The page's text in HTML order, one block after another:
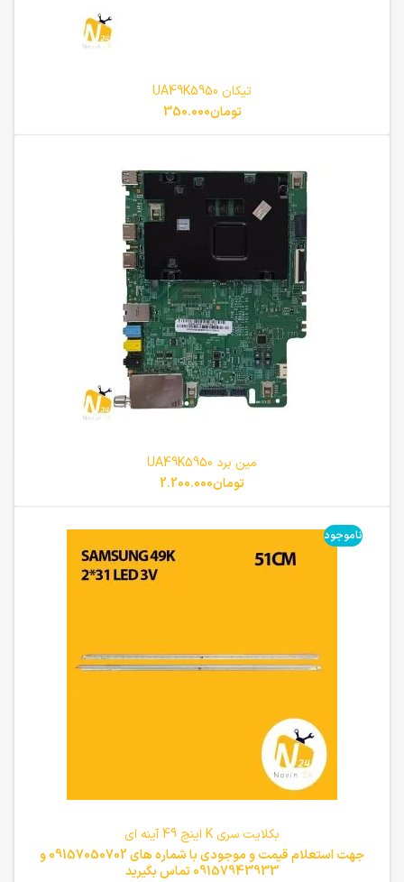
تیکان UA49K5950
تومان350.000
مین برد UA49K5950
تومان2.200.000
ناموجود
بکلایت سری K اینچ 49 آینه ای
جهت استعلام قیمت و موجودی با شماره های 09157050702 و
09157943933 تماس بگیرید